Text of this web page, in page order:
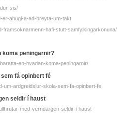
sis/
er-ahugi-a-ad-breyta-um-takt
framsoknarmenn-hafi-stutt-samfylkingarkonuna/
koma peningarnir?
en-hvadan-koma-peningarnir/
fá opinbert fé
um-ardgreidslur-skola-sem-fa-opinbert-fe
seldir í haust
med-verndargen-seldir-i-haust